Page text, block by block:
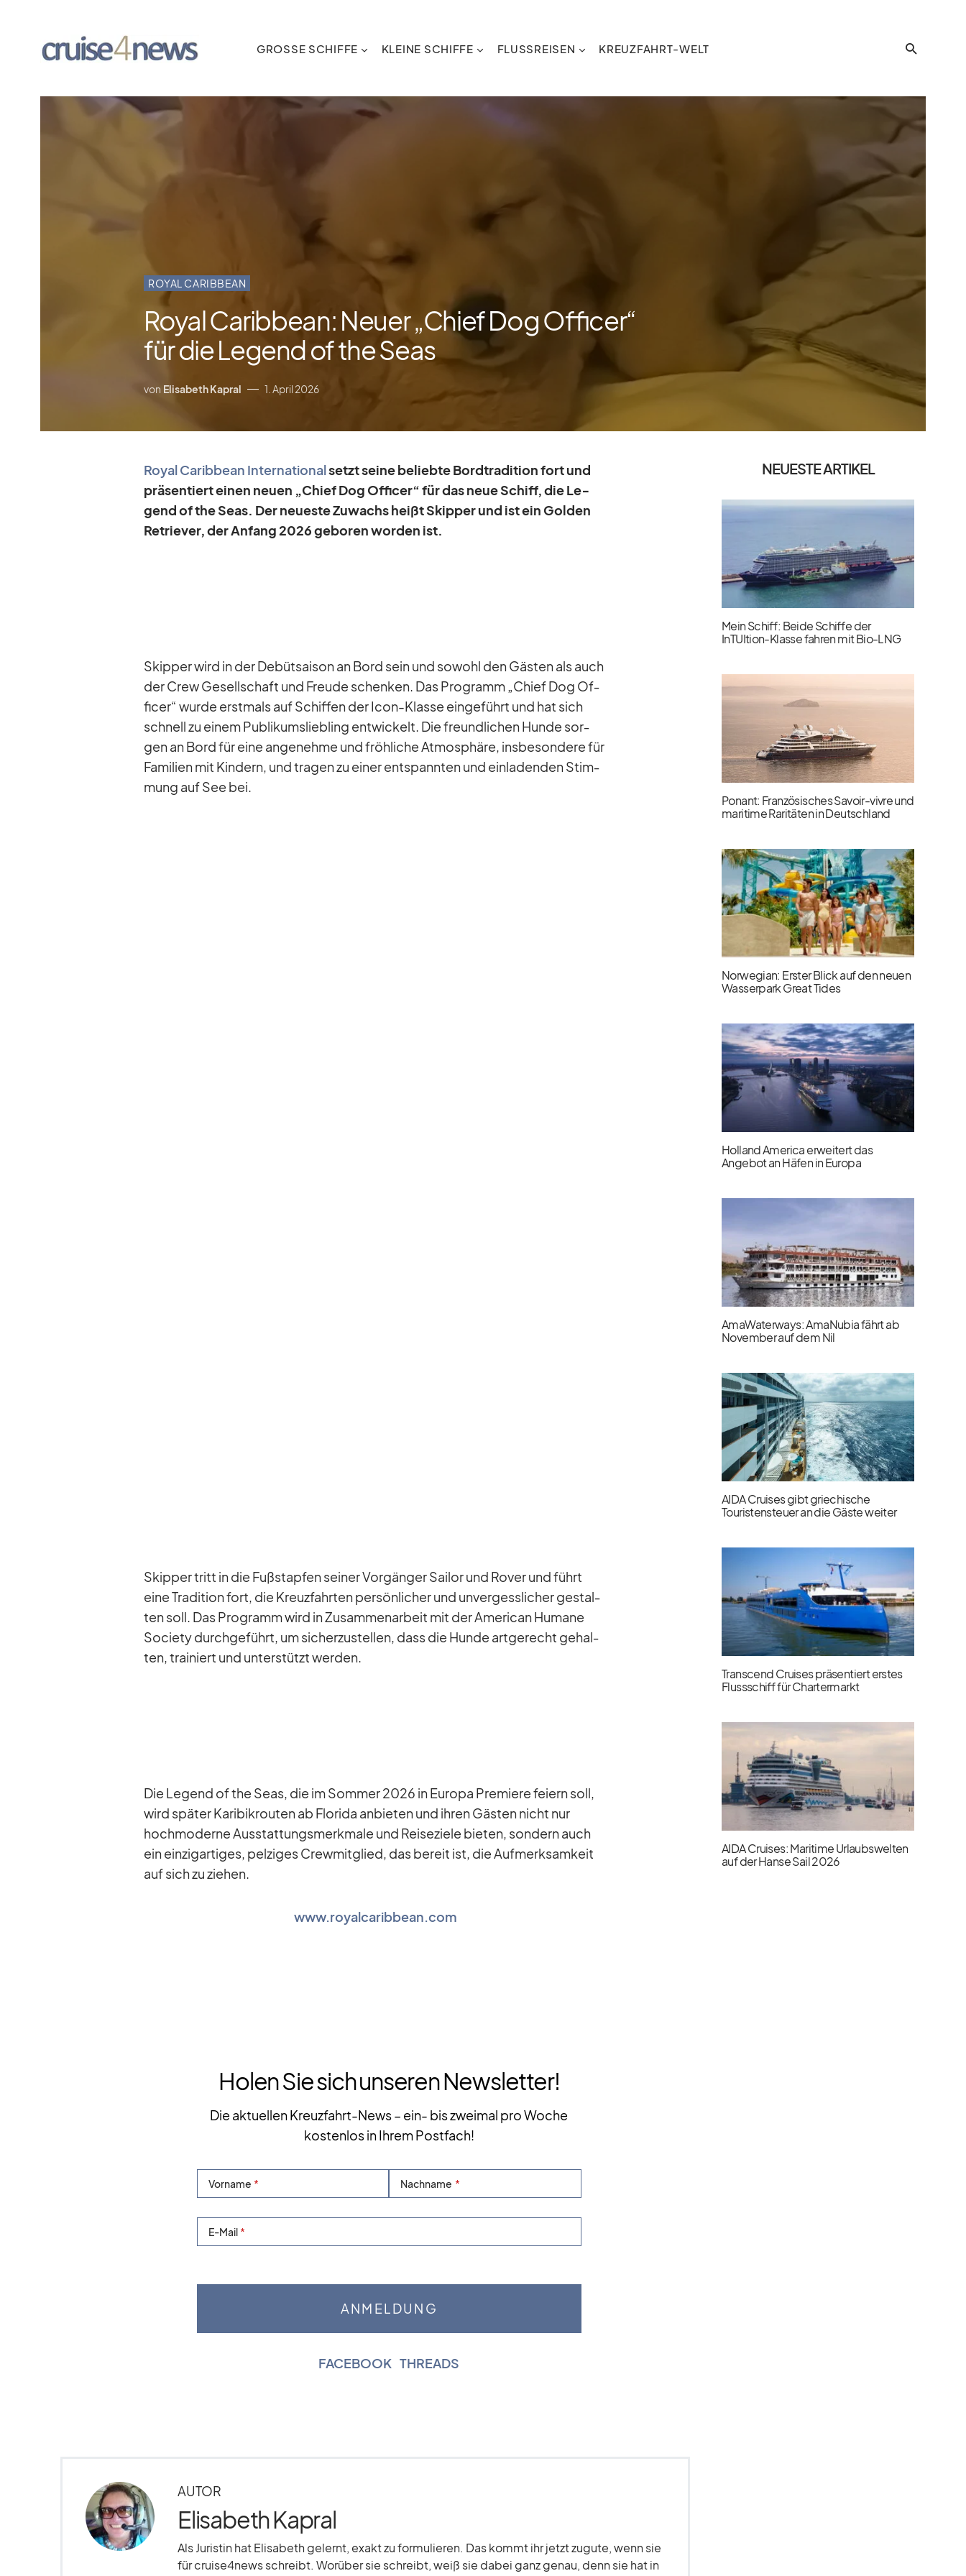
GROSSE SCHIFFE KLEINE SCHIFFE FLUSSREISEN KREUZFAHRT-WELT
ROYAL CARIBBEAN
Royal Caribbean: Neuer „Chief Dog Officer“
für die Legend of the Seas
von Elisabeth Kapral 1. April 2026
Royal Ca­rib­bean In­ter­na­tio­nalsetzt seine be­liebte Bord­tra­di­tion fort und
prä­sen­tiert ei­nen neuen „Chief Dog Of­fi­cer“ für das neue Schiff, die Le­
gend of the Seas. Der neu­este Zu­wachs heißt Skip­per und ist ein Gol­den
Re­trie­ver, der An­fang 2026 ge­bo­ren wor­den ist.
Skip­per wird in der De­büt­sai­son an Bord sein und so­wohl den Gäs­ten als auch
der Crew Ge­sell­schaft und Freude schen­ken. Das Pro­gramm „Chief Dog Of­
fi­cer“ wurde erst­mals auf Schif­fen der Icon-Klasse ein­ge­führt und hat sich
schnell zu ei­nem Pu­bli­kums­lieb­ling ent­wi­ckelt. Die freund­li­chen Hunde sor­
gen an Bord für eine an­ge­nehme und fröh­li­che At­mo­sphäre, ins­be­son­dere für
Fa­mi­lien mit Kin­dern, und tra­gen zu ei­ner ent­spann­ten und ein­la­den­den Stim­
mung auf See bei.
Skip­per tritt in die Fuß­stap­fen sei­ner Vor­gän­ger Sailor und Ro­ver und führt
eine Tra­di­tion fort, die Kreuz­fahr­ten per­sön­li­cher und un­ver­gess­li­cher ge­stal­
ten soll. Das Pro­gramm wird in Zu­sam­men­ar­beit mit der Ame­ri­can Hu­mane
So­ciety durch­ge­führt, um si­cher­zu­stel­len, dass die Hunde art­ge­recht ge­hal­
ten, trai­niert und un­ter­stützt wer­den.
Die Le­gend of the Seas, die im Som­mer 2026 in Eu­ropa Pre­miere fei­ern soll,
wird spä­ter Ka­ri­bi­k­rou­ten ab Flo­rida an­bie­ten und ih­ren Gäs­ten nicht nur
hoch­mo­derne Aus­stat­tungs­merk­male und Rei­se­ziele bie­ten, son­dern auch
ein ein­zig­ar­ti­ges, pel­zi­ges Crew­mit­glied, das be­reit ist, die Auf­merk­sam­keit
auf sich zu zie­hen.
www.royalcaribbean.com
Holen Sie sich unseren Newsletter!
Die aktuellen Kreuzfahrt-News – ein- bis zweimal pro Woche
kostenlos in Ihrem Postfach!
Vorname Nachname
E-Mail
FACEBOOK |THREADS
AUTOR
Elisabeth Kapral
Als Juristin hat Elisabeth gelernt, exakt zu formulieren. Das kommt ihr jetzt zugute, wenn sie
für cruise4news schreibt. Worüber sie schreibt, weiß sie dabei ganz genau, denn sie hat in
NEUESTE ARTIKEL
Mein Schiff: Beide Schiffe der
InTUItion-Klasse fahren mit Bio-LNG
Ponant: Französisches Savoir-vivre und
maritime Raritäten in Deutschland
Norwegian: Erster Blick auf den neuen
Wasserpark Great Tides
Holland America erweitert das
Angebot an Häfen in Europa
AmaWaterways: AmaNubia fährt ab
November auf dem Nil
AIDA Cruises gibt griechische
Touristensteuer an die Gäste weiter
Transcend Cruises präsentiert erstes
Flussschiff für Chartermarkt
AIDA Cruises: Maritime Urlaubswelten
auf der Hanse Sail 2026